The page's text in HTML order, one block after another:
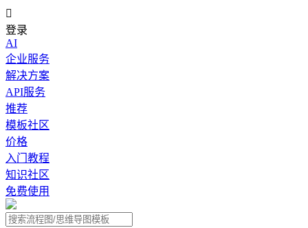

登录
AI
企业服务
解决方案
API服务
推荐
模板社区
价格
入门教程
知识社区
免费使用